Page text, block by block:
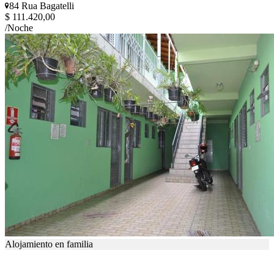
84 Rua Bagatelli
$ 111.420,00
/Noche
Alojamiento en familia